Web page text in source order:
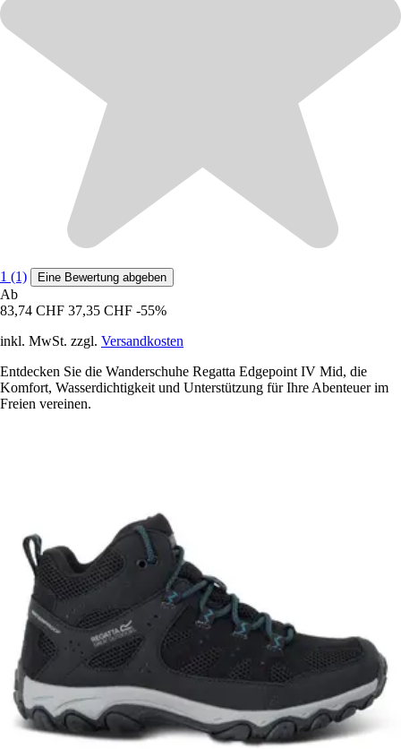
1 (1) Eine Bewertung abgeben
Ab
83,74 CHF 37,35 CHF -55%
inkl. MwSt. zzgl. Versandkosten
Entdecken Sie die Wanderschuhe Regatta Edgepoint IV Mid, die
Komfort, Wasserdichtigkeit und Unterstützung für Ihre Abenteuer im
Freien vereinen.